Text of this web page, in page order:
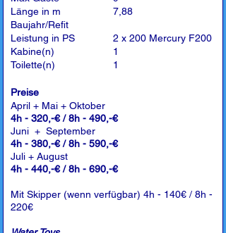
Länge in m
Baujahr/Refit
Leistung in PS
Kabine(n)
Toilette(n)
7,88
2 x 200 Mercury F200
1
1
Preise
April + Mai + Oktober
4h - 320,-€ / 8h - 490,-€
Juni + September
4h - 380,-€ / 8h - 590,-€
Juli + August
4h - 440,-€ / 8h - 690,-€
Mit Skipper (wenn verfügbar) 4h - 140€ / 8h -
220€